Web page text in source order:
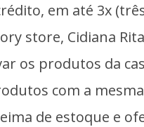
em até 3x
store, Cidiana
os produtos da
com a
de estoque e